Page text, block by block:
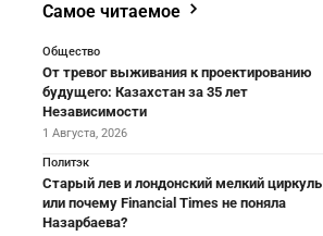
Самое читаемое
Общество
От тревог выживания к проектированию
будущего: Казахстан за 35 лет
Независимости
1 Августа, 2026
Политэк
Старый лев и лондонский мелкий циркуль
или почему Financial Times не поняла
Назарбаева?